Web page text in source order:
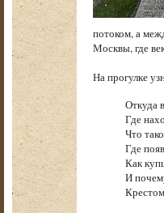
потоком, а
Москвы, где
На прогулке
Откуда
Где
Что
Где
Как
И